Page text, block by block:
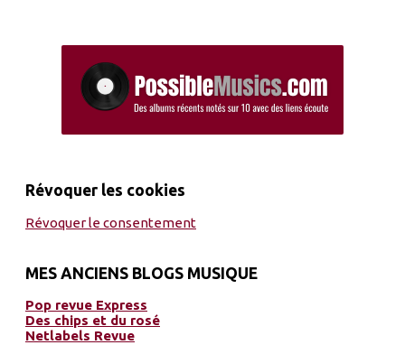
Révoquer les cookies
Révoquer le consentement
MES ANCIENS BLOGS MUSIQUE
Pop revue Express
Des chips et du rosé
Netlabels Revue